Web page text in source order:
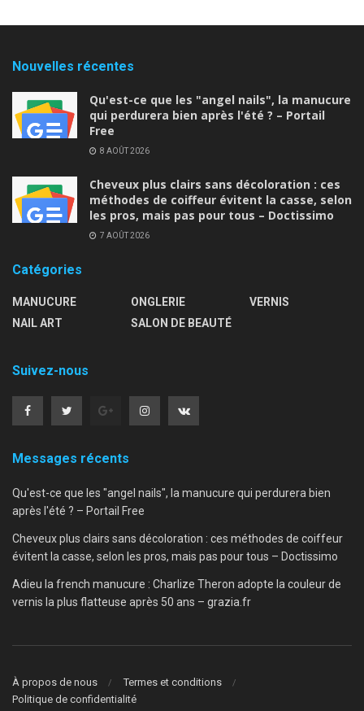
Nouvelles récentes
Qu'est-ce que les "angel nails", la manucure
qui perdurera bien après l'été ? – Portail
Free
8 AOÛT 2026
Cheveux plus clairs sans décoloration : ces
méthodes de coiffeur évitent la casse, selon
les pros, mais pas pour tous – Doctissimo
7 AOÛT 2026
Catégories
MANUCURE
NAIL ART
ONGLERIE
SALON DE BEAUTÉ
VERNIS
Suivez-nous
Messages récents
Qu'est-ce que les "angel nails", la manucure qui perdurera bien
après l'été ? – Portail Free
Cheveux plus clairs sans décoloration : ces méthodes de coiffeur
évitent la casse, selon les pros, mais pas pour tous – Doctissimo
Adieu la french manucure : Charlize Theron adopte la couleur de
vernis la plus flatteuse après 50 ans – grazia.fr
À propos de nous
Termes et conditions
Politique de confidentialité